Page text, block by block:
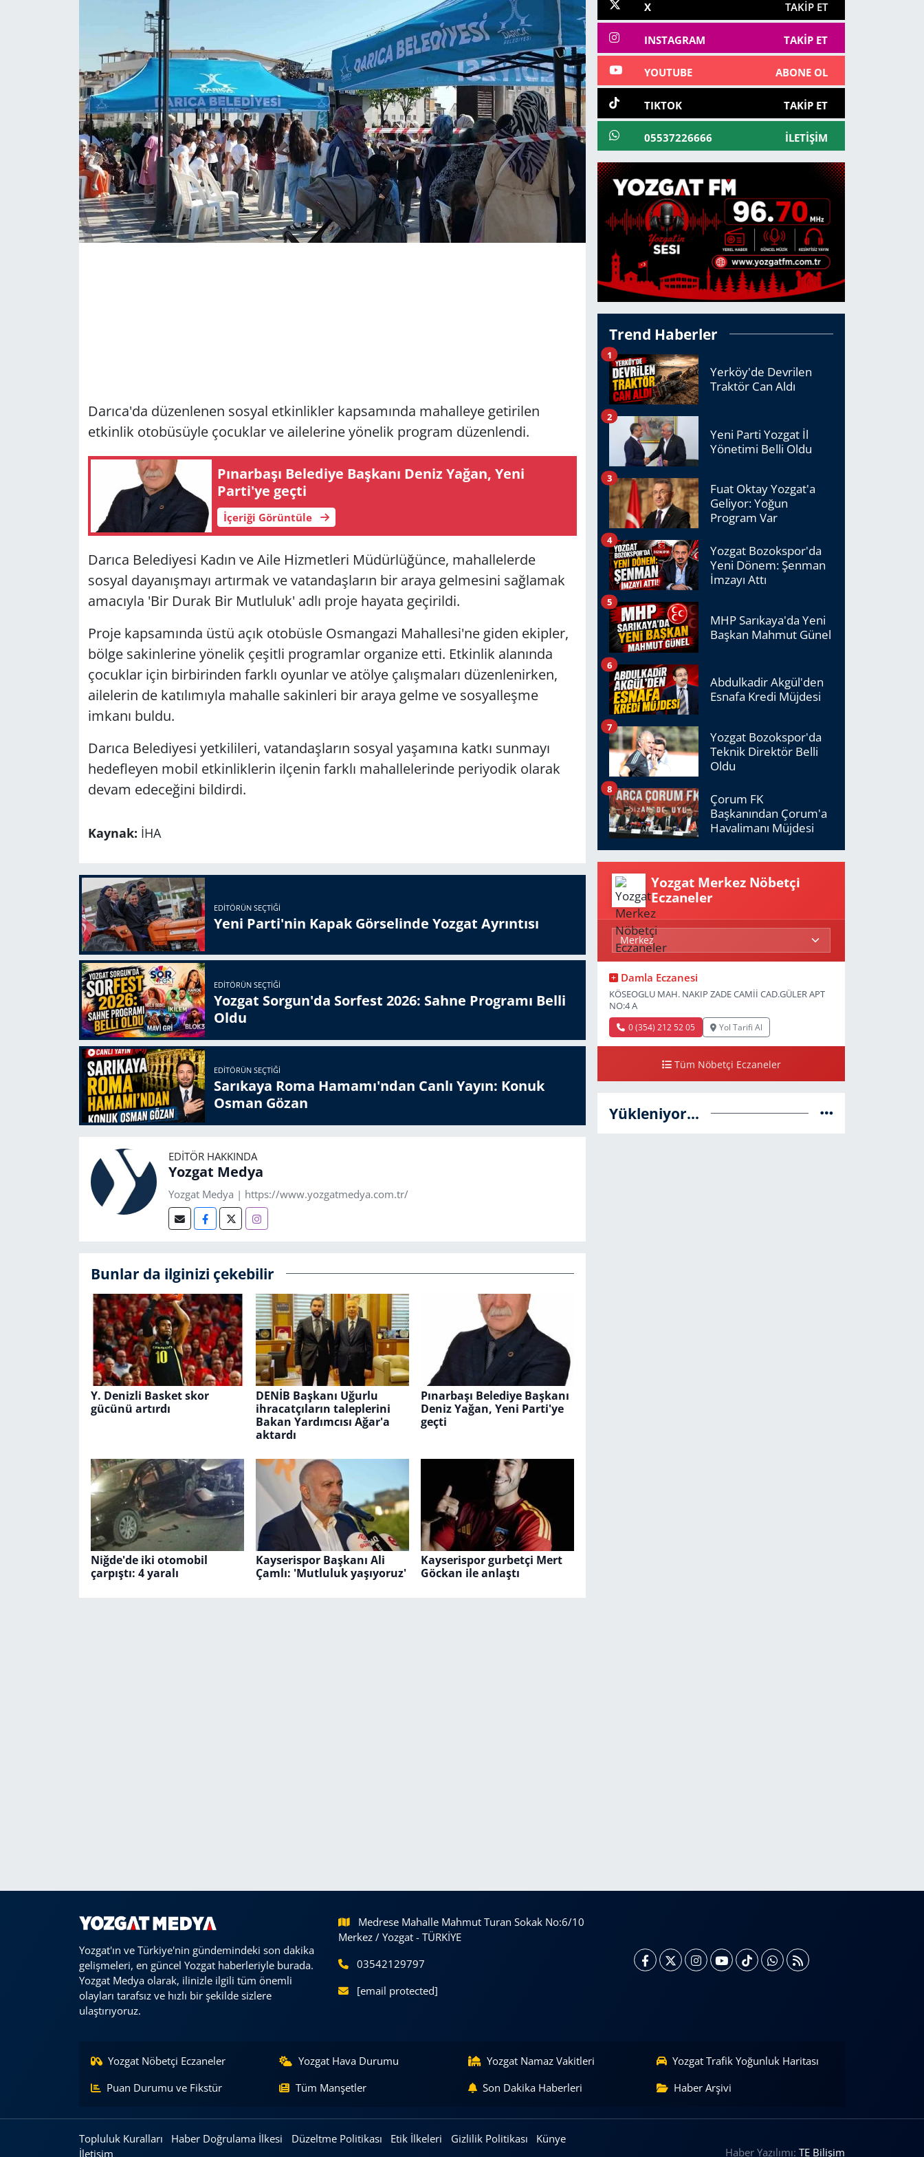
Darıca'da düzenlenen sosyal etkinlikler kapsamında mahalleye getirilen
etkinlik otobüsüyle çocuklar ve ailelerine yönelik program düzenlendi.
Pınarbaşı Belediye Başkanı Deniz Yağan, Yeni
Parti'ye geçti
İçeriği Görüntüle
Darıca Belediyesi Kadın ve Aile Hizmetleri Müdürlüğünce, mahallelerde
sosyal dayanışmayı artırmak ve vatandaşların bir araya gelmesini sağlamak
amacıyla 'Bir Durak Bir Mutluluk' adlı proje hayata geçirildi.
Proje kapsamında üstü açık otobüsle Osmangazi Mahallesi'ne giden ekipler,
bölge sakinlerine yönelik çeşitli programlar organize etti. Etkinlik alanında
çocuklar için birbirinden farklı oyunlar ve atölye çalışmaları düzenlenirken,
ailelerin de katılımıyla mahalle sakinleri bir araya gelme ve sosyalleşme
imkanı buldu.
Darıca Belediyesi yetkilileri, vatandaşların sosyal yaşamına katkı sunmayı
hedefleyen mobil etkinliklerin ilçenin farklı mahallelerinde periyodik olarak
devam edeceğini bildirdi.
Kaynak: İHA
EDITÖRÜN SEÇTIĞI
Yeni Parti'nin Kapak Görselinde Yozgat Ayrıntısı
EDITÖRÜN SEÇTIĞI
Yozgat Sorgun'da Sorfest 2026: Sahne Programı Belli
Oldu
EDITÖRÜN SEÇTIĞI
Sarıkaya Roma Hamamı'ndan Canlı Yayın: Konuk
Osman Gözan
EDITÖR HAKKINDA
Yozgat Medya
Yozgat Medya | https://www.yozgatmedya.com.tr/
Bunlar da ilginizi çekebilir
Y. Denizli Basket skor
gücünü artırdı
DENİB Başkanı Uğurlu
ihracatçıların taleplerini
Bakan Yardımcısı Ağar'a
aktardı
Pınarbaşı Belediye Başkanı
Deniz Yağan, Yeni Parti'ye
geçti
Niğde'de iki otomobil
çarpıştı: 4 yaralı
Kayserispor Başkanı Ali
Çamlı: 'Mutluluk yaşıyoruz'
Kayserispor gurbetçi Mert
Göckan ile anlaştı
X TAKIP ET
INSTAGRAM TAKIP ET
YOUTUBE ABONE OL
TIKTOK TAKIP ET
05537226666 İLETIŞIM
Trend Haberler
Yerköy'de Devrilen
Traktör Can Aldı
1
Yeni Parti Yozgat İl
Yönetimi Belli Oldu
2
Fuat Oktay Yozgat'a
Geliyor: Yoğun
Program Var
3
Yozgat Bozokspor'da
Yeni Dönem: Şenman
İmzayı Attı
4
MHP Sarıkaya'da Yeni
Başkan Mahmut Günel
5
Abdulkadir Akgül'den
Esnafa Kredi Müjdesi
6
Yozgat Bozokspor'da
Teknik Direktör Belli
Oldu
7
Çorum FK
Başkanından Çorum'a
Havalimanı Müjdesi
8
Yozgat Merkez Nöbetçi
Eczaneler
Damla Eczanesi
KÖSEOGLU MAH. NAKIP ZADE CAMİİ CAD.GÜLER APT
NO:4 A
0 (354) 212 52 05 Yol Tarifi Al
Tüm Nöbetçi Eczaneler
Yükleniyor...
Yozgat'ın ve Türkiye'nin gündemindeki son dakika
gelişmeleri, en güncel Yozgat haberleriyle burada.
Yozgat Medya olarak, ilinizle ilgili tüm önemli
olayları tarafsız ve hızlı bir şekilde sizlere
ulaştırıyoruz.
Medrese Mahalle Mahmut Turan Sokak No:6/10
Merkez / Yozgat - TÜRKİYE
03542129797
[email protected]
Yozgat Nöbetçi Eczaneler Yozgat Hava Durumu Yozgat Namaz Vakitleri
Yozgat Trafik Yoğunluk Haritası
Puan Durumu ve Fikstür
Tüm Manşetler Son Dakika Haberleri Haber Arşivi
Topluluk Kuralları Haber Doğrulama İlkesi Düzeltme Politikası Etik İlkeleri Gizlilik Politikası
Künye
İletişim
Haber Yazılımı:TE Bilişim